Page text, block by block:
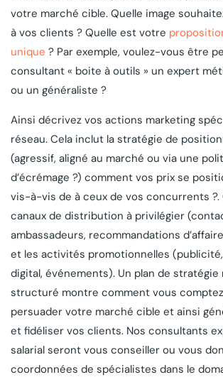
votre marché cible. Quelle image
à vos clients ? Quelle est votre
unique ? Par exemple, voulez-vous être
consultant « boite à outils » un expert
ou un généraliste ?
Ainsi décrivez vos actions marketing
réseau. Cela inclut la stratégie de
(agressif, aligné au marché ou via une
d’écrémage ?) comment vos prix se
vis-à-vis de à ceux de vos concurrents ?.
canaux de distribution à privilégier
ambassadeurs, recommandations
et les activités promotionnelles
digital, événements). Un plan de stratégie
structuré montre comment vous
persuader votre marché cible et ainsi
et fidéliser vos clients. Nos consultants
salarial seront vous conseiller ou vous
coordonnées de spécialistes dans le